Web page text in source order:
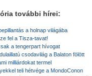
további hírei:
a holnap világába
fel a Tisza-tavat!
a tengerpart hívogat
csodavilág a Balaton fölött
milliárdokat termel
teli hétvége a MondoConon